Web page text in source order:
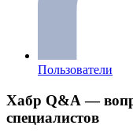
Пользователи
Хабр Q&A —
специалистов